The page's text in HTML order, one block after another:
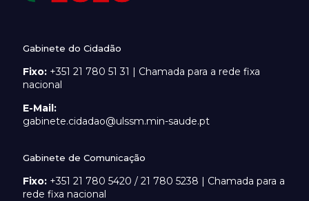
Gabinete do Cidadão
Fixo: +351 21 780 51 31 | Chamada para a rede fixa
nacional
E-Mail:
gabinete.cidadao@ulssm.min-saude.pt
Gabinete de Comunicação
Fixo: +351 21 780 5420 / 21 780 5238 | Chamada para a
rede fixa nacional